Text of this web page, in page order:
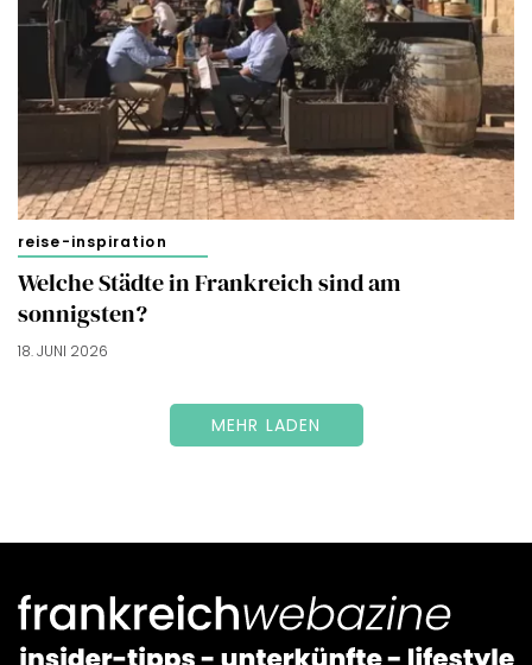
reise-inspiration
Welche Städte in Frankreich sind am
sonnigsten?
18. JUNI 2026
MEHR LADEN